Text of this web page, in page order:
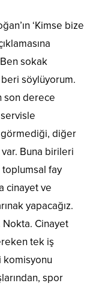
‘Kimse bize
sokak
söylüyorum.
son derece
görmediği, diğer
Buna birileri
toplumsal fay
cinayet ve
yapacağız.
Nokta. Cinayet
tek iş
komisyonu
spor